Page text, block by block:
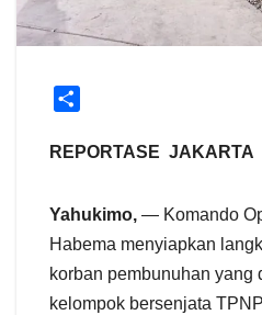
a
REPORTASE JAKARTA
Yahukimo, — Komando
Habema menyiapkan
korban pembunuhan yang
kelompok bersenjata